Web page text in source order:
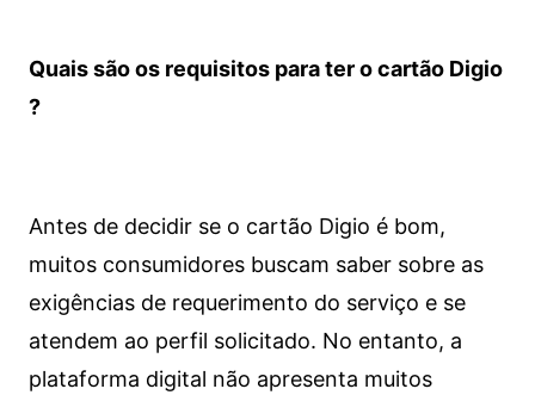
Quais são os requisitos para ter o cartão Digio
?
Antes de decidir se o cartão Digio é bom,
muitos consumidores buscam saber sobre as
exigências de requerimento do serviço e se
atendem ao perfil solicitado. No entanto, a
plataforma digital não apresenta muitos